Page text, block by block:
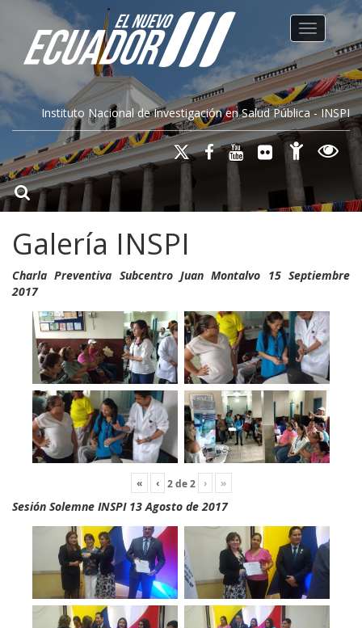
Instituto Nacional de Investigación en Salud Pública - INSPI
Toggle
Galería INSPI
Charla Preventiva Subcentro Juan Montalvo 15 Septiembre
2017
« ‹ 2de2 › »
Sesión Solemne INSPI 13 Agosto de 2017